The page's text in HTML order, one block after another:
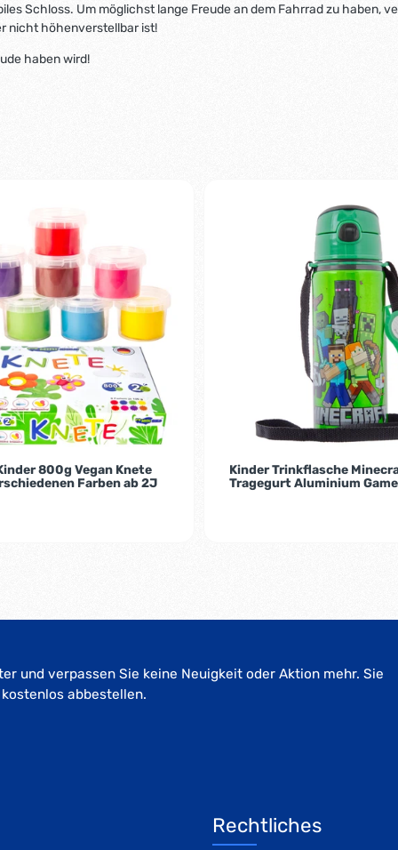
Schloss. Um möglichst lange Freude an dem Fahrrad zu haben,
nicht höhenverstellbar ist!
haben wird!
800g Vegan Knete
Farben ab 2J
Kinder Trinkflasche
Tragegurt Aluminium
und verpassen Sie keine Neuigkeit oder Aktion mehr. Sie
abbestellen.
Rechtliches